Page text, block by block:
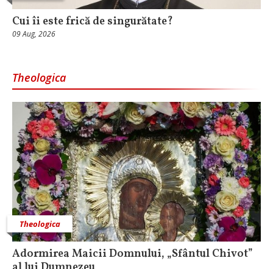
Cui îi este frică de singurătate?
09 Aug, 2026
Theologica
Theologica
Adormirea Maicii Domnului, „Sfântul Chivot”